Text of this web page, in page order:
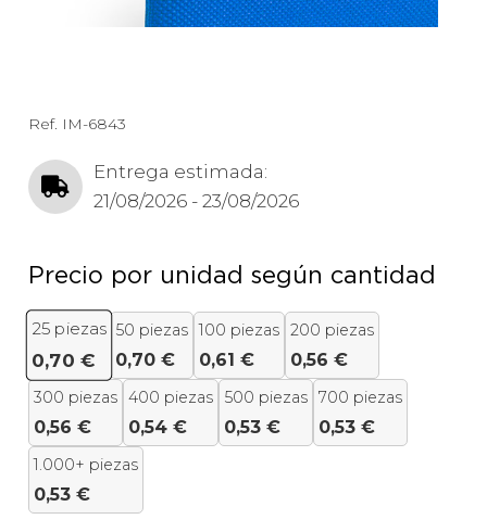
Ref. IM-6843
Entrega estimada:
21/08/2026 - 23/08/2026
Precio por unidad según cantidad
25piezas
0,70 €
50 piezas
0,70 €
100 piezas
0,61 €
200 piezas
0,56 €
300 piezas
0,56 €
400 piezas
0,54 €
500 piezas
0,53 €
700 piezas
0,53 €
1.000+ piezas
0,53 €